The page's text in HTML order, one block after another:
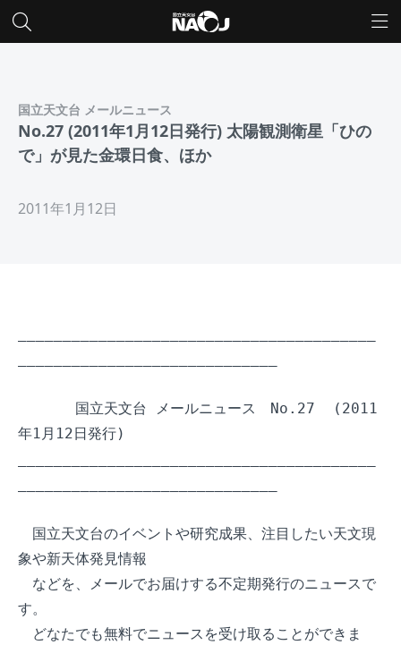
国立天文台 メールニュース
No.27 (2011年1月12日発行) 太陽観測衛星「ひの
で」が見た金環日食、ほか
2011年1月12日
国立天文台 メールニュース　No.27  (2011
年1月12日発行)
国立天文台のイベントや研究成果、注目したい天文現
象や新天体発見情報
などを、メールでお届けする不定期発行のニュースで
す。
どなたでも無料でニュースを受け取ることができま